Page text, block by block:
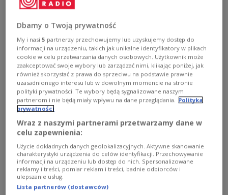
Prezydent Ukrainy Wołodymyr Zełenski
- Nie wydajemy głośnych oświadczeń. Spokojnie i
odpowiedzialnie współpracujemy ze Stanami
Zjednoczonymi i wszystkimi partnerami. Dalej
będziemy tylko konstruktywnie szukać rozwiązań
Dbamy o Twoją prywatność
My i nasi5 partnerzy przechowujemy lub uzyskujemy dostęp do
informacji na urządzeniu, takich jak unikalne identyfikatory w plikach
cookie w celu przetwarzania danych osobowych. Użytkownik może
zaakceptować swoje wybory lub zarządzać nimi, klikając poniżej, jak
również skorzystać z prawa do sprzeciwu na podstawie prawnie
uzasadnionego interesu lub w dowolnym momencie na stronie
polityki prywatności. Te wybory będą sygnalizowane naszym
partnerom i nie będą miały wpływu na dane przeglądania.
Polityka
prywatności
Wraz z naszymi partnerami przetwarzamy dane w
celu zapewnienia:
Użycie dokładnych danych geolokalizacyjnych. Aktywne skanowanie
charakterystyki urządzenia do celów identyfikacji. Przechowywanie
informacji na urządzeniu lub dostęp do nich. Spersonalizowane
reklamy i treści, pomiar reklam i treści, badnie odbiorców i
ulepszanie usług.
Lista partnerów (dostawców)